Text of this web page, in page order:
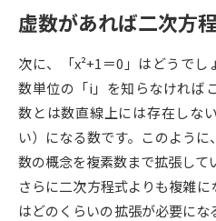
（高3生用）
オープンキャンパスなどを調
オープンキャンパス検索
来場型・Web型イベント特集
虚数があれば二次方
次に、「x²+1＝0」はどうで
数単位の「i」を知らなければ
数とは数直線上には存在しな
い）になる数です。このよう
数の概念を複素数まで拡張して
さらに二次方程式よりも複雑
はどのくらいの拡張が必要に